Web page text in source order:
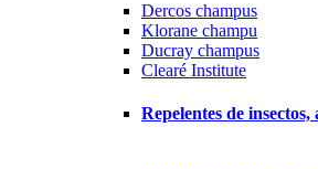
Dercos champus
Klorane champu
Ducray champus
Clearé Institute
Repelentes de